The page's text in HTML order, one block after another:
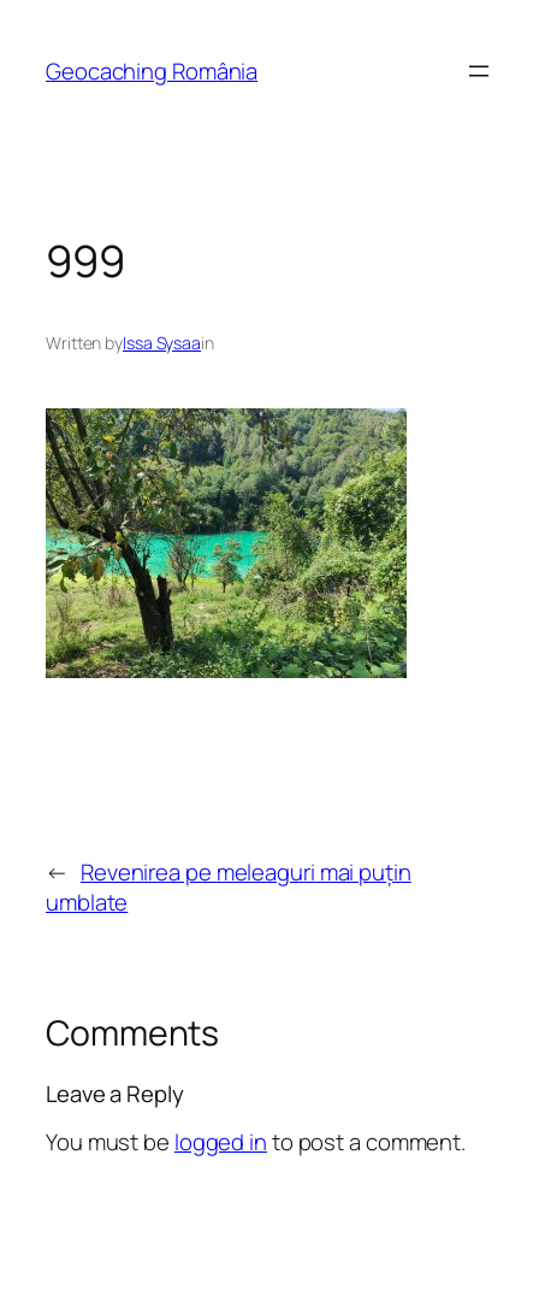
content
Geocaching România
999
Written byIssa Sysaain
← Revenirea pe meleaguri mai puțin
umblate
Comments
Leave a Reply
You must be logged into post a comment.